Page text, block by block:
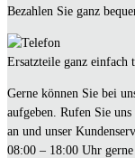
Bezahlen Sie ganz
Ersatzteile ganz einfach
Gerne können Sie bei
aufgeben. Rufen Sie
an und unser
08:00 – 18:00 Uhr